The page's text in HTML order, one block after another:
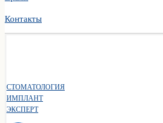
Контакты
СТОМАТОЛОГИЯ
ИМПЛАНТ
ЭКСПЕРТ